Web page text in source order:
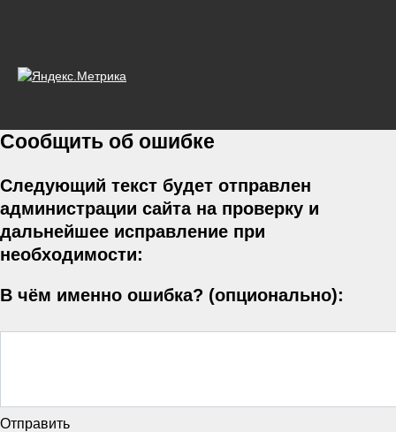
Сообщить об ошибке
Следующий текст будет отправлен
администрации сайта на проверку и
дальнейшее исправление при
необходимости:
В чём именно ошибка? (опционально):
Отправить